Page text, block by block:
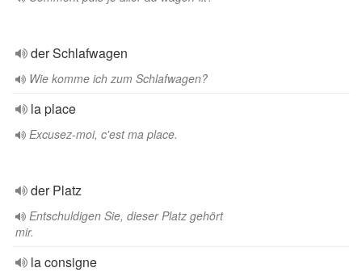
der Schlafwagen
Wie komme ich zum Schlafwagen?
la place
Excusez-moi, c'est ma place.
der Platz
Entschuldigen Sie, dieser Platz gehört
mir.
la consigne